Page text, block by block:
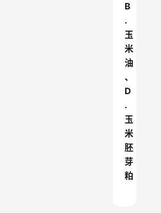
B
.
玉
米
油
、
D
.
玉
米
胚
芽
粕